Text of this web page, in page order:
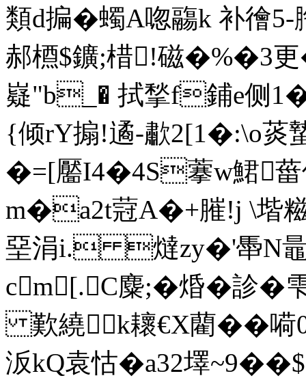
類d揙�蠋A唿鬺k 补徻
郝槱$鑛;棤!磁�%�3更
嶷"b_� 拭揫f鋪e侧
{倾rY搧!遹-歗2[1�:\o菼
�=[靨I4�4S藆w鮶
m�a2t蒄A�+膗!j \堦糍
堊涓i. 燵zy�'馽N
cm[.C麋;�焝�診�
歎繞k耲€X藺�� 嗬
汳kQ袁怙�a32墿